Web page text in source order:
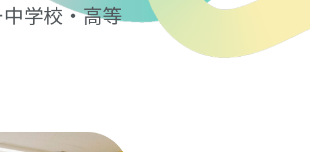
学校・高等